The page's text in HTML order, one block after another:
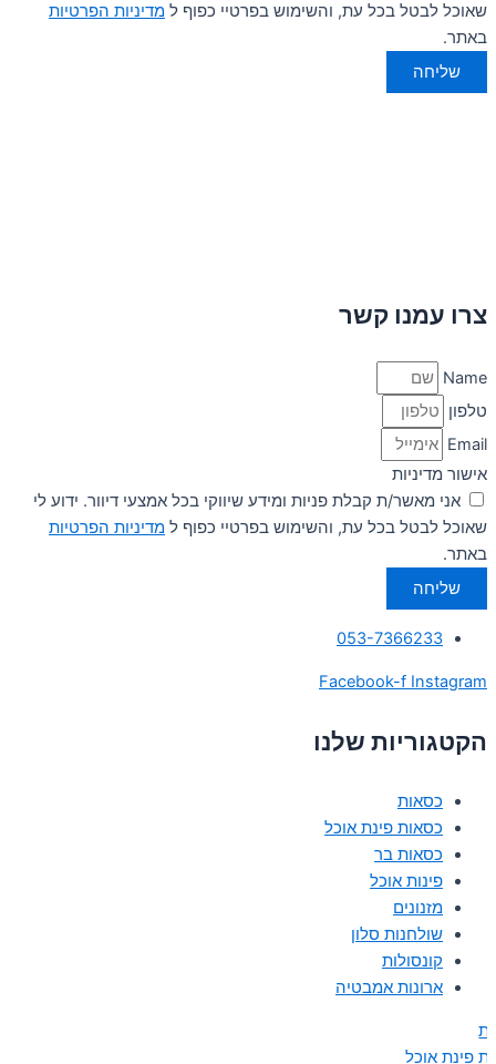
שאוכל לבטל בכל עת, והשימוש בפרטיי כפוף ל מדיניות הפרטיות
באתר.
שליחה
צרו עמנו קשר
Name
טלפון
Email
אישור מדיניות
אני מאשר/ת קבלת פניות ומידע שיווקי בכל אמצעי דיוור. ידוע לי
שאוכל לבטל בכל עת, והשימוש בפרטיי כפוף ל מדיניות הפרטיות
באתר.
שליחה
053-7366233
Facebook-f Instagram
הקטגוריות שלנו
כסאות
כסאות פינת אוכל
כסאות בר
פינות אוכל
מזנונים
שולחנות סלון
קונסולות
ארונות אמבטיה
פינת אוכל